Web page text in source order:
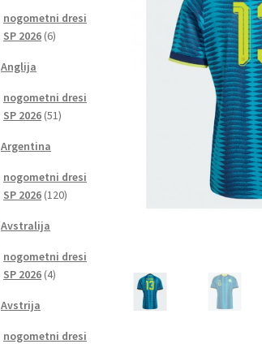
nogometni dresi
SP 2026 66
Anglija
nogometni dresi
SP 2026 5151
Argentina
nogometni dresi
SP 2026 120120
Avstralija
nogometni dresi
SP 2026 44
Avstrija
nogometni dresi